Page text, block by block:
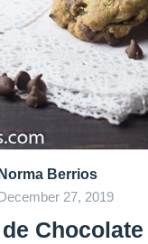
Norma Berrios
27, 2019